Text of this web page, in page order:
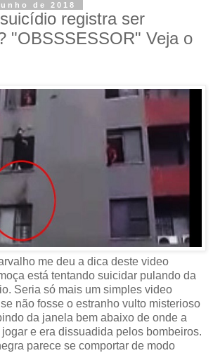
de 2018
registra ser
"OBSSSESSOR" Veja o
me deu a dica deste video
está tentando suicidar pulando da
Seria só mais um simples video
não fosse o estranho vulto misterioso
da janela bem abaixo de onde a
e era dissuadida pelos bombeiros.
parece se comportar de modo